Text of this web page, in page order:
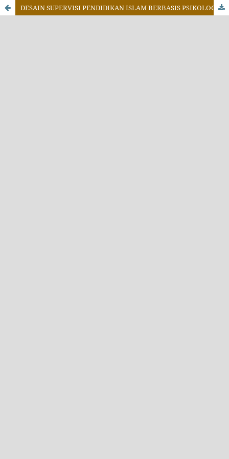
DESAIN SUPERVISI PENDIDIKAN ISLAM BERBASIS PSIKOLOGI DALAM MENINGKATKAN KUALITAS PEMBELAJARAN